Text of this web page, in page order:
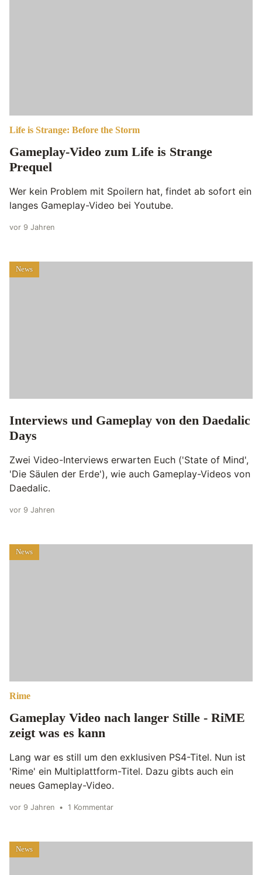
Life is Strange: Before the Storm
Gameplay-Video zum Life is Strange
Prequel
Wer kein Problem mit Spoilern hat, findet ab sofort ein
langes Gameplay-Video bei Youtube.
vor 9 Jahren
News
Interviews und Gameplay von den Daedalic
Days
Zwei Video-Interviews erwarten Euch ('State of Mind',
'Die Säulen der Erde'), wie auch Gameplay-Videos von
Daedalic.
vor 9 Jahren
News
Rime
Gameplay Video nach langer Stille - RiME
zeigt was es kann
Lang war es still um den exklusiven PS4-Titel. Nun ist
'Rime' ein Multiplattform-Titel. Dazu gibts auch ein
neues Gameplay-Video.
vor 9 Jahren • 1 Kommentar
News